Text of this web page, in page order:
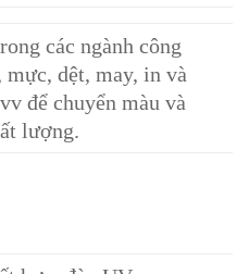
các ngành công
mực, dệt, may, in và
để chuyển màu và
lượng.